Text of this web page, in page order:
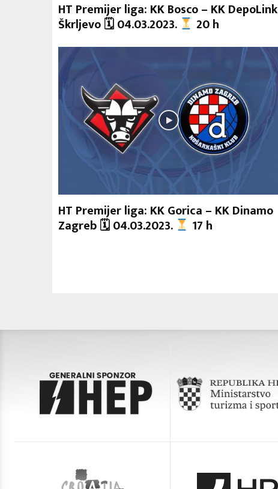
HT Premijer liga: KK Bosco – KK DepoLink
Škrljevo 🗓 04.03.2023. 20 h
HT Premijer liga: KK Gorica – KK Dinamo
Zagreb 🗓 04.03.2023. 17 h